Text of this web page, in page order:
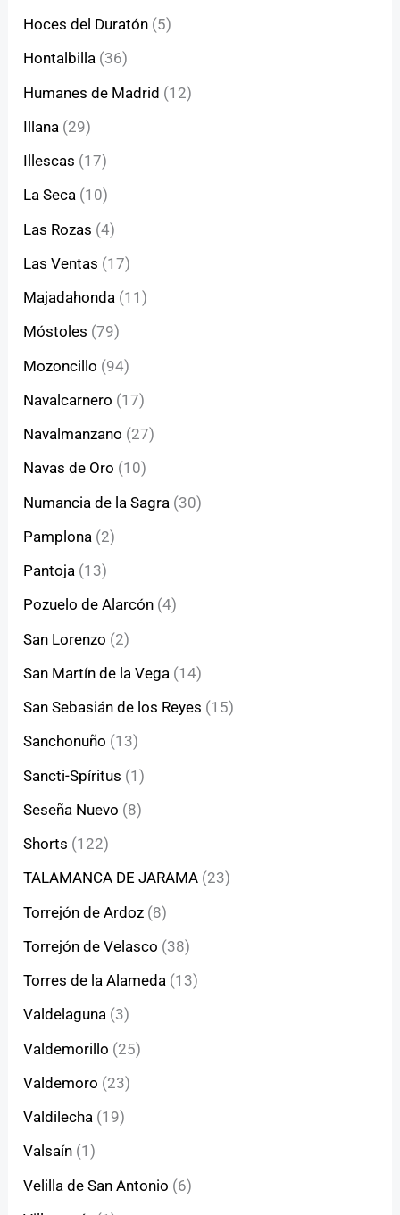
Hoces del Duratón (5)
Hontalbilla (36)
Humanes de Madrid (12)
Illana (29)
Illescas (17)
La Seca (10)
Las Rozas (4)
Las Ventas (17)
Majadahonda (11)
Móstoles (79)
Mozoncillo (94)
Navalcarnero (17)
Navalmanzano (27)
Navas de Oro (10)
Numancia de la Sagra (30)
Pamplona (2)
Pantoja (13)
Pozuelo de Alarcón (4)
San Lorenzo (2)
San Martín de la Vega (14)
San Sebasián de los Reyes (15)
Sanchonuño (13)
Sancti-Spíritus (1)
Seseña Nuevo (8)
Shorts (122)
TALAMANCA DE JARAMA (23)
Torrejón de Ardoz (8)
Torrejón de Velasco (38)
Torres de la Alameda (13)
Valdelaguna (3)
Valdemorillo (25)
Valdemoro (23)
Valdilecha (19)
Valsaín (1)
Velilla de San Antonio (6)